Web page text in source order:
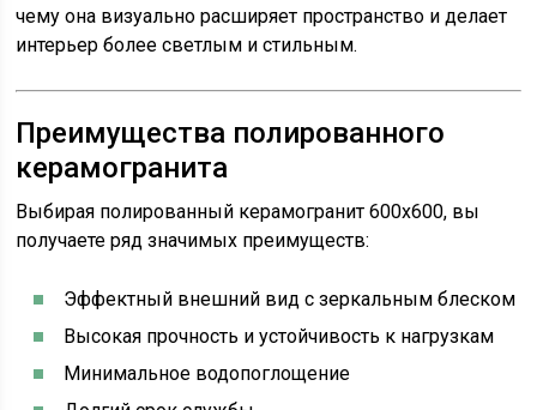
чему она визуально расширяет пространство и делает
интерьер более светлым и стильным.
Преимущества полированного
керамогранита
Выбирая полированный керамогранит 600x600, вы
получаете ряд значимых преимуществ:
Эффектный внешний вид с зеркальным блеском
Высокая прочность и устойчивость к нагрузкам
Минимальное водопоглощение